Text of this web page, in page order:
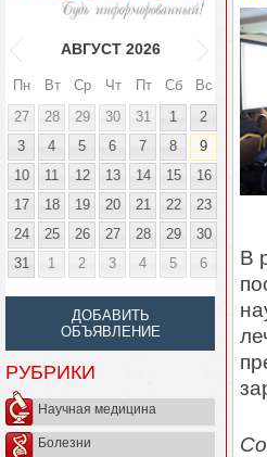
АВГУСТ 2026
Пн Вт Ср Чт Пт Сб
Вс
27
28 29 30 31 1
2
3
4 5 6 7 8
9
10
11 12 13 14 15
16
17
18 19 20 21 22
23
24
25 26 27 28 29
30
31
1 2 3 4 5 6
ДОБАВИТЬ
ОБЪЯВЛЕНИЕ
РУБРИКИ
Научная медицина
Болезни
В